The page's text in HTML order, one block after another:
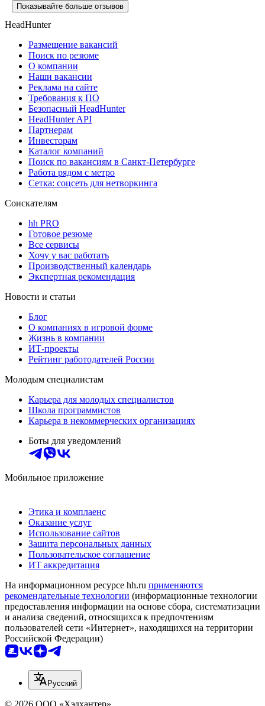
Показывайте больше отзывов
HeadHunter
Размещение вакансий
Поиск по резюме
О компании
Наши вакансии
Реклама на сайте
Требования к ПО
Безопасный HeadHunter
HeadHunter API
Партнерам
Инвесторам
Каталог компаний
Поиск по вакансиям в Санкт-Петербурге
Работа рядом с метро
Сетка: соцсеть для нетворкинга
Соискателям
hh PRO
Готовое резюме
Все сервисы
Хочу у вас работать
Производственный календарь
Экспертная рекомендация
Новости и статьи
Блог
О компаниях в игровой форме
Жизнь в компании
ИТ-проекты
Рейтинг работодателей России
Молодым специалистам
Карьера для молодых специалистов
Школа программистов
Карьера в некоммерческих организациях
Боты для уведомлений
Мобильное приложение
Этика и комплаенс
Оказание услуг
Использование сайтов
Защита персональных данных
Пользовательское соглашение
ИТ аккредитация
На информационном ресурсе hh.ru применяются
рекомендательные технологии (информационные технологии
предоставления информации на основе сбора, систематизации
и анализа сведений, относящихся к предпочтениям
пользователей сети «Интернет», находящихся на территории
Российской Федерации)
Русский
© 2026 ООО «Хэдхантер»